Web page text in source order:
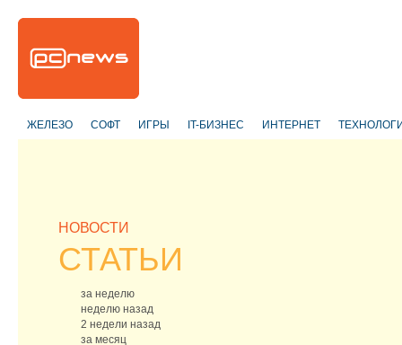
ЖЕЛЕЗО СОФТ ИГРЫ IT-БИЗНЕС ИНТЕРНЕТ
НОВОСТИ
СТАТЬИ
за неделю
неделю назад
2 недели назад
за месяц